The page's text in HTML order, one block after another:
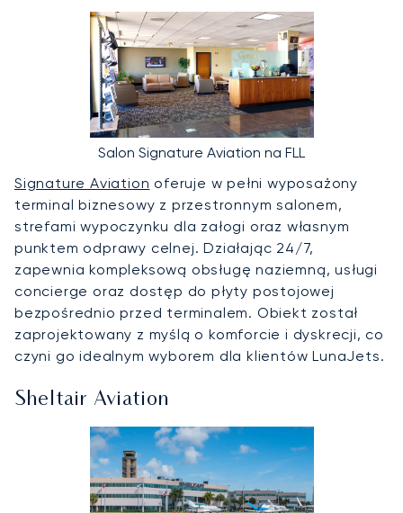
Salon Signature Aviation na FLL
Signature Aviation oferuje w pełni wyposażony
terminal biznesowy z przestronnym salonem,
strefami wypoczynku dla załogi oraz własnym
punktem odprawy celnej. Działając 24/7,
zapewnia kompleksową obsługę naziemną, usługi
concierge oraz dostęp do płyty postojowej
bezpośrednio przed terminalem. Obiekt został
zaprojektowany z myślą o komforcie i dyskrecji, co
czyni go idealnym wyborem dla klientów LunaJets.
Sheltair Aviation